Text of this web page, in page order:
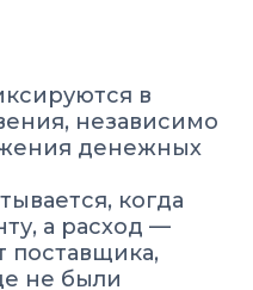
в
независимо
денежных
когда
а расход —
поставщика,
не были